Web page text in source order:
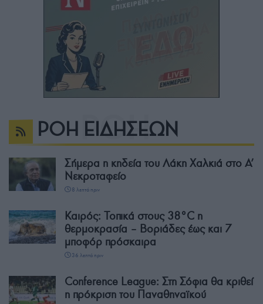
ΡΟΗ ΕΙΔΗΣΕΩΝ
Σήμερα η κηδεία του Λάκη Χαλκιά στο Α’
Νεκροταφείο
8 λεπτά πριν
Καιρός: Τοπικά στους 38°C η
θερμοκρασία – Βοριάδες έως και 7
μποφόρ πρόσκαιρα
36 λεπτά πριν
Conference League: Στη Σόφια θα κριθεί
η πρόκριση του Παναθηναϊκού